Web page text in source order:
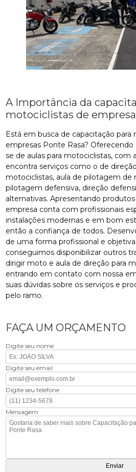
A Importância da
motociclistas de
Está em busca de capacitação para
empresas Ponte Rasa?
se de aulas para motociclistas, com
encontra serviços como o de
motociclistas, aula de pilotagem de
pilotagem defensiva, direção
alternativas. Apresentando
empresa conta com profissionais
instalações modernas e em bom
então a confiança de todos.
de uma forma profissional e
conseguimos disponibilizar outros
dirigir moto e aula de direção para
entrando em contato com nossa
suas dúvidas sobre os serviços e
pelo ramo.
FAÇA UM ORÇAMENTO
Digite seu nome
Digite seu email
Digite seu telefone
Mensagem